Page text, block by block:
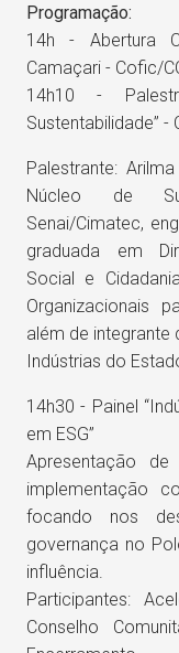
Programação:
14h - Abertura
Camaçari - Cofic/
14h10 -
Sustentabilidade” -
Palestrante:
Núcleo de
Senai/Cimatec,
graduada em
Social e
Organizacionais
além de integrante
Indústrias do
14h30 - Painel
em ESG”
Apresentação
implementação
focando nos
governança no
influência.
Participantes:
Conselho